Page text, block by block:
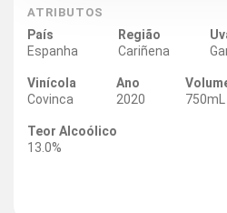
ATRIBUTOS
País
Espanha
Região
Cariñena
Vinícola
Covinca
Ano
2020
750mL
Teor Alcoólico
13.0%